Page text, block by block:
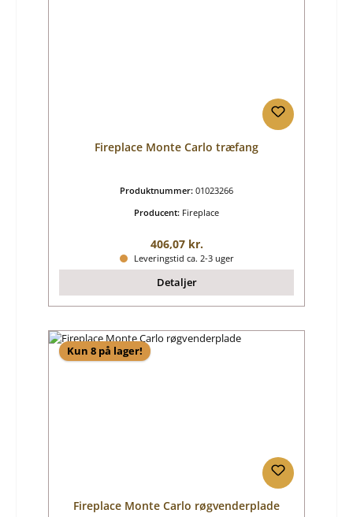
Fireplace Monte Carlo træfang
Produktnummer: 01023266
Producent: Fireplace
Almindelig pris:
406,07 kr.
Leveringstid ca. 2-3 uger
Detaljer
Kun 8 på lager!
Fireplace Monte Carlo røgvenderplade